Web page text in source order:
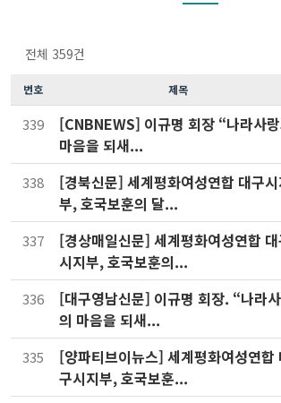
전체 359건
번호 제목
339
[CNBNEWS] 이규명 회장 “나라사
마음을 되새...
338
[경북신문] 세계평화여성연합 대구시
부, 호국보훈의 달...
337
[경상매일신문] 세계평화여성연합
시지부, 호국보훈의...
336
[대구영남신문] 이규명 회장. “나라
의 마음을 되새...
335
[양파티브이뉴스] 세계평화여성연합
구시지부, 호국보훈...